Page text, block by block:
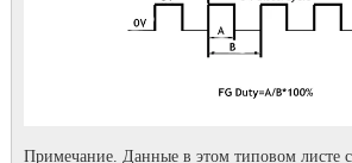
Примечание. Данные в этом типовом листе